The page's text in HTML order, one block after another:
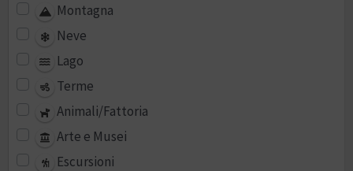
Montagna
Neve
Lago
Terme
Animali/Fattoria
Arte e Musei
Escursioni